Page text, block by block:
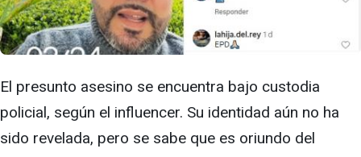
El presunto asesino se encuentra bajo custodia
policial, según el influencer. Su identidad aún no ha
sido revelada, pero se sabe que es oriundo del